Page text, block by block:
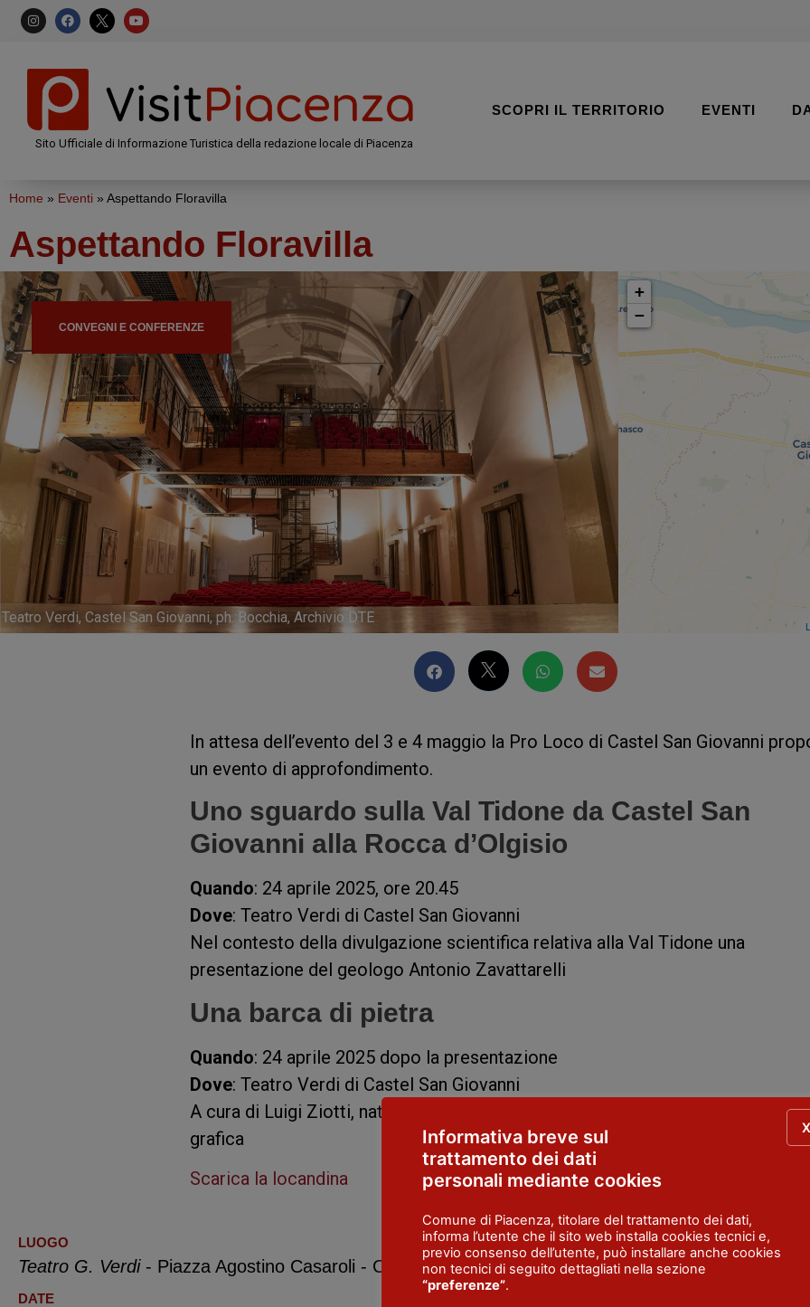
Sito Ufficiale di Informazione Turistica della redazione locale di Piacenza
SCOPRI IL TERRITORIO EVENTI
Home » Eventi » Aspettando Floravilla
Aspettando Floravilla
CONVEGNI E CONFERENZE
Teatro Verdi, Castel San Giovanni, ph. Bocchia, Archivio DTE
+
−
In attesa dell’evento del 3 e 4 maggio la Pro Loco di Castel San Giovanni
un evento di approfondimento.
Uno sguardo sulla Val Tidone da Castel San
Giovanni alla Rocca d’Olgisio
Quando: 24 aprile 2025, ore 20.45
Dove: Teatro Verdi di Castel San Giovanni
Nel contesto della divulgazione scientifica relativa alla Val Tidone una
presentazione del geologo Antonio Zavattarelli
Una barca di pietra
Quando: 24 aprile 2025 dopo la presentazione
Dove: Teatro Verdi di Castel San Giovanni
A cura di Luigi Ziotti, naturalista e documentarista e Marisa Cella, voce
grafica
Scarica la locandina
LUOGO
Teatro G. Verdi - Piazza Agostino Casaroli - Castel San Giovanni
DATE
Informativa breve sul
trattamento dei dati
personali mediante cookies
Comune di Piacenza, titolare del trattamento dei dati,
informa l’utente che il sito web installa cookies tecnici e,
previo consenso dell’utente, può installare anche cookies
non tecnici di seguito dettagliati nella sezione
“preferenze”.
X